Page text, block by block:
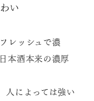
い
レッシュで濃
本酒本来の濃厚
人によっては強い